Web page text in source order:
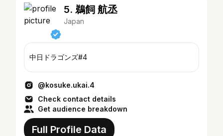
5. 鵜飼 航丞
Japan
中日ドラゴンズ#4
@kosuke.ukai.4
Check contact details
Get audience breakdown
Full Profile Data